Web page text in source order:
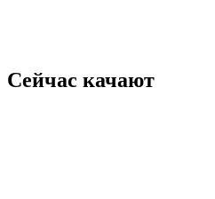
Сейчас качают